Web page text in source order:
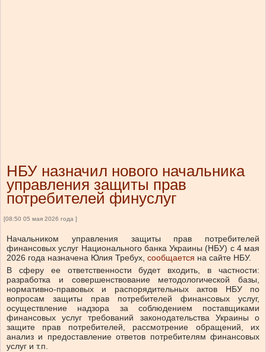
НБУ назначил нового начальника
управления защиты прав
потребителей финуслуг
[08:50 05 мая 2026 года ]
Начальником управления защиты прав потребителей
финансовых услуг Национального банка Украины (НБУ) с 4 мая
2026 года назначена Юлия Требух, сообщается на сайте НБУ.
В сферу ее ответственности будет входить, в частности:
разработка и совершенствование методологической базы,
нормативно-правовых и распорядительных актов НБУ по
вопросам защиты прав потребителей финансовых услуг,
осуществление надзора за соблюдением поставщиками
финансовых услуг требований законодательства Украины о
защите прав потребителей, рассмотрение обращений, их
анализ и предоставление ответов потребителям финансовых
услуг и т.п.